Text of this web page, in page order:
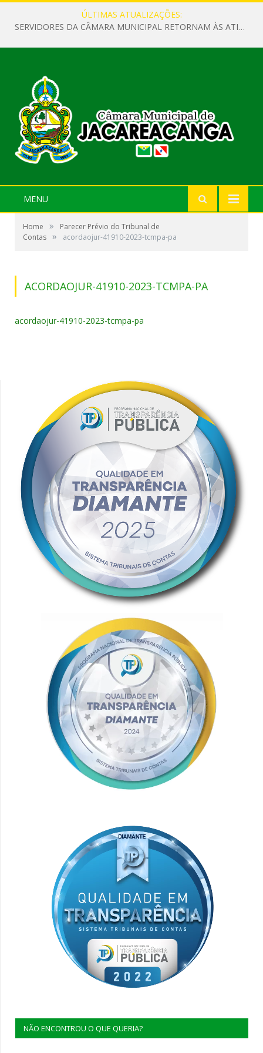
ÚLTIMAS ATUALIZAÇÕES:
SERVIDORES DA CÂMARA MUNICIPAL RETORNAM ÀS ATIVIDADES APÓS O RECESSO PARLAMENTAR
MENU
Home »
Parecer Prévio do Tribunal de
Contas » acordaojur-41910-2023-tcmpa-pa
ACORDAOJUR-41910-2023-TCMPA-PA
acordaojur-41910-2023-tcmpa-pa
NÃO ENCONTROU O QUE QUERIA?